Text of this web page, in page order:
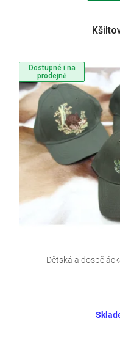
Dostupné i na
prodejně
Dětská a